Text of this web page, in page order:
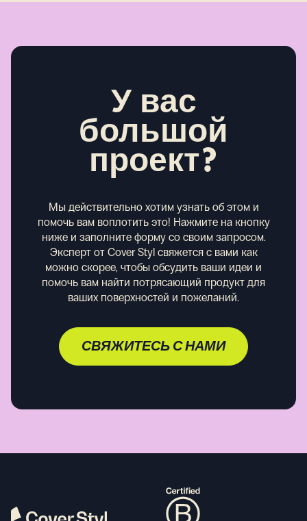
У вас
большой
проект?
Мы действительно хотим узнать об этом и
помочь вам воплотить это! Нажмите на кнопку
ниже и заполните форму со своим запросом.
Эксперт от Cover Styl свяжется с вами как
можно скорее, чтобы обсудить ваши идеи и
помочь вам найти потрясающий продукт для
ваших поверхностей и пожеланий.
СВЯЖИТЕСЬ С НАМИ